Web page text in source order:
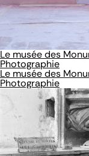
Le musée des
Photographie
Le musée des
Photographie